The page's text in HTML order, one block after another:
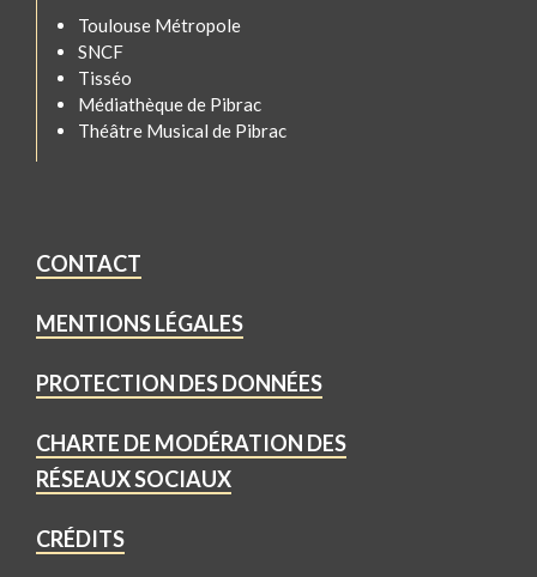
Toulouse Métropole
SNCF
Tisséo
Médiathèque de Pibrac
Théâtre Musical de Pibrac
CONTACT
MENTIONS LÉGALES
PROTECTION DES DONNÉES
CHARTE DE MODÉRATION DES
RÉSEAUX SOCIAUX
CRÉDITS